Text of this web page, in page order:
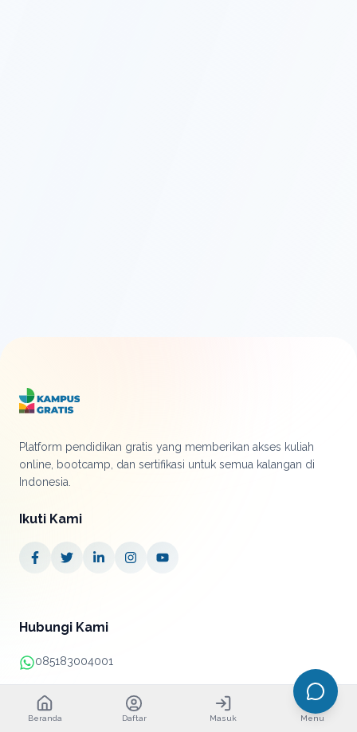
Platform pendidikan gratis yang memberikan akses kuliah
online, bootcamp, dan sertifikasi untuk semua kalangan di
Indonesia.
Ikuti Kami
Hubungi Kami
085183004001
info@kampusgratis.id
Beranda Daftar Masuk Menu